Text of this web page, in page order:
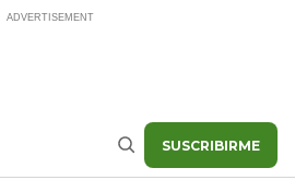
Buscar SUSCRIBIRME